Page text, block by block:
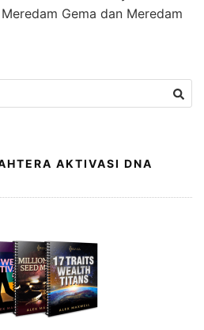
Gema dan Meredam
AKTIVASI DNA